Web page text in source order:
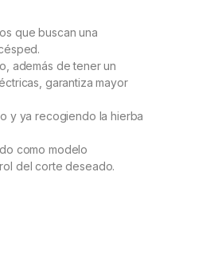
que buscan una
además de tener un
garantiza mayor
y ya recogiendo la hierba
como modelo
del corte deseado.